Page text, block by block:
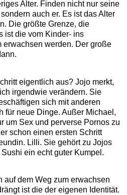
Alter. Finden nicht nur seine
auch er. Es ist das Alter
Die größte Grenze, die
ist die vom Kinder- ins
erwachsen werden. Der große
eigentlich aus? Jojo merkt,
irgendwie verändern. Sie
sich mit anderen
für neue Dinge. Außer Michael,
um Sex und perverse Pornos zu
schon einen ersten Schritt
Lilli. Sie gehört zu Jojos
ein echt guter Kumpel.
auf dem Weg zum erwachsen
ist die der eigenen Identität.